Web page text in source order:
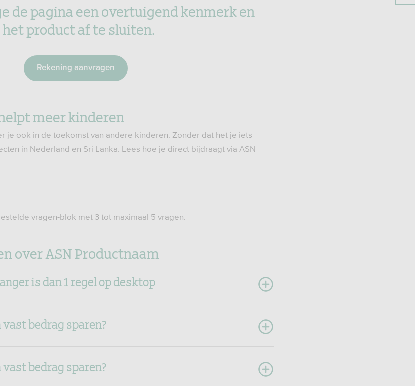
de pagina een overtuigend kenmerk en
het product af te sluiten.
Rekening aanvragen
meer kinderen
je ook in de toekomst van andere kinderen. Zonder dat het je iets
in Nederland en Sri Lanka. Lees hoe je direct bijdraagt via ASN
vragen-blok met 3 tot maximaal 5 vragen.
over ASN Productnaam
is dan 1 regel op desktop
bedrag sparen?
bedrag sparen?